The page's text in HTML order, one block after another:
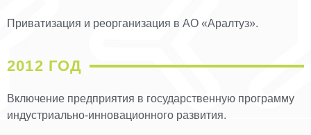
Приватизация и реорганизация в АО «Аралтуз».
2012 ГОД
Включение предприятия в государственную программу
индустриально-инновационного развития.